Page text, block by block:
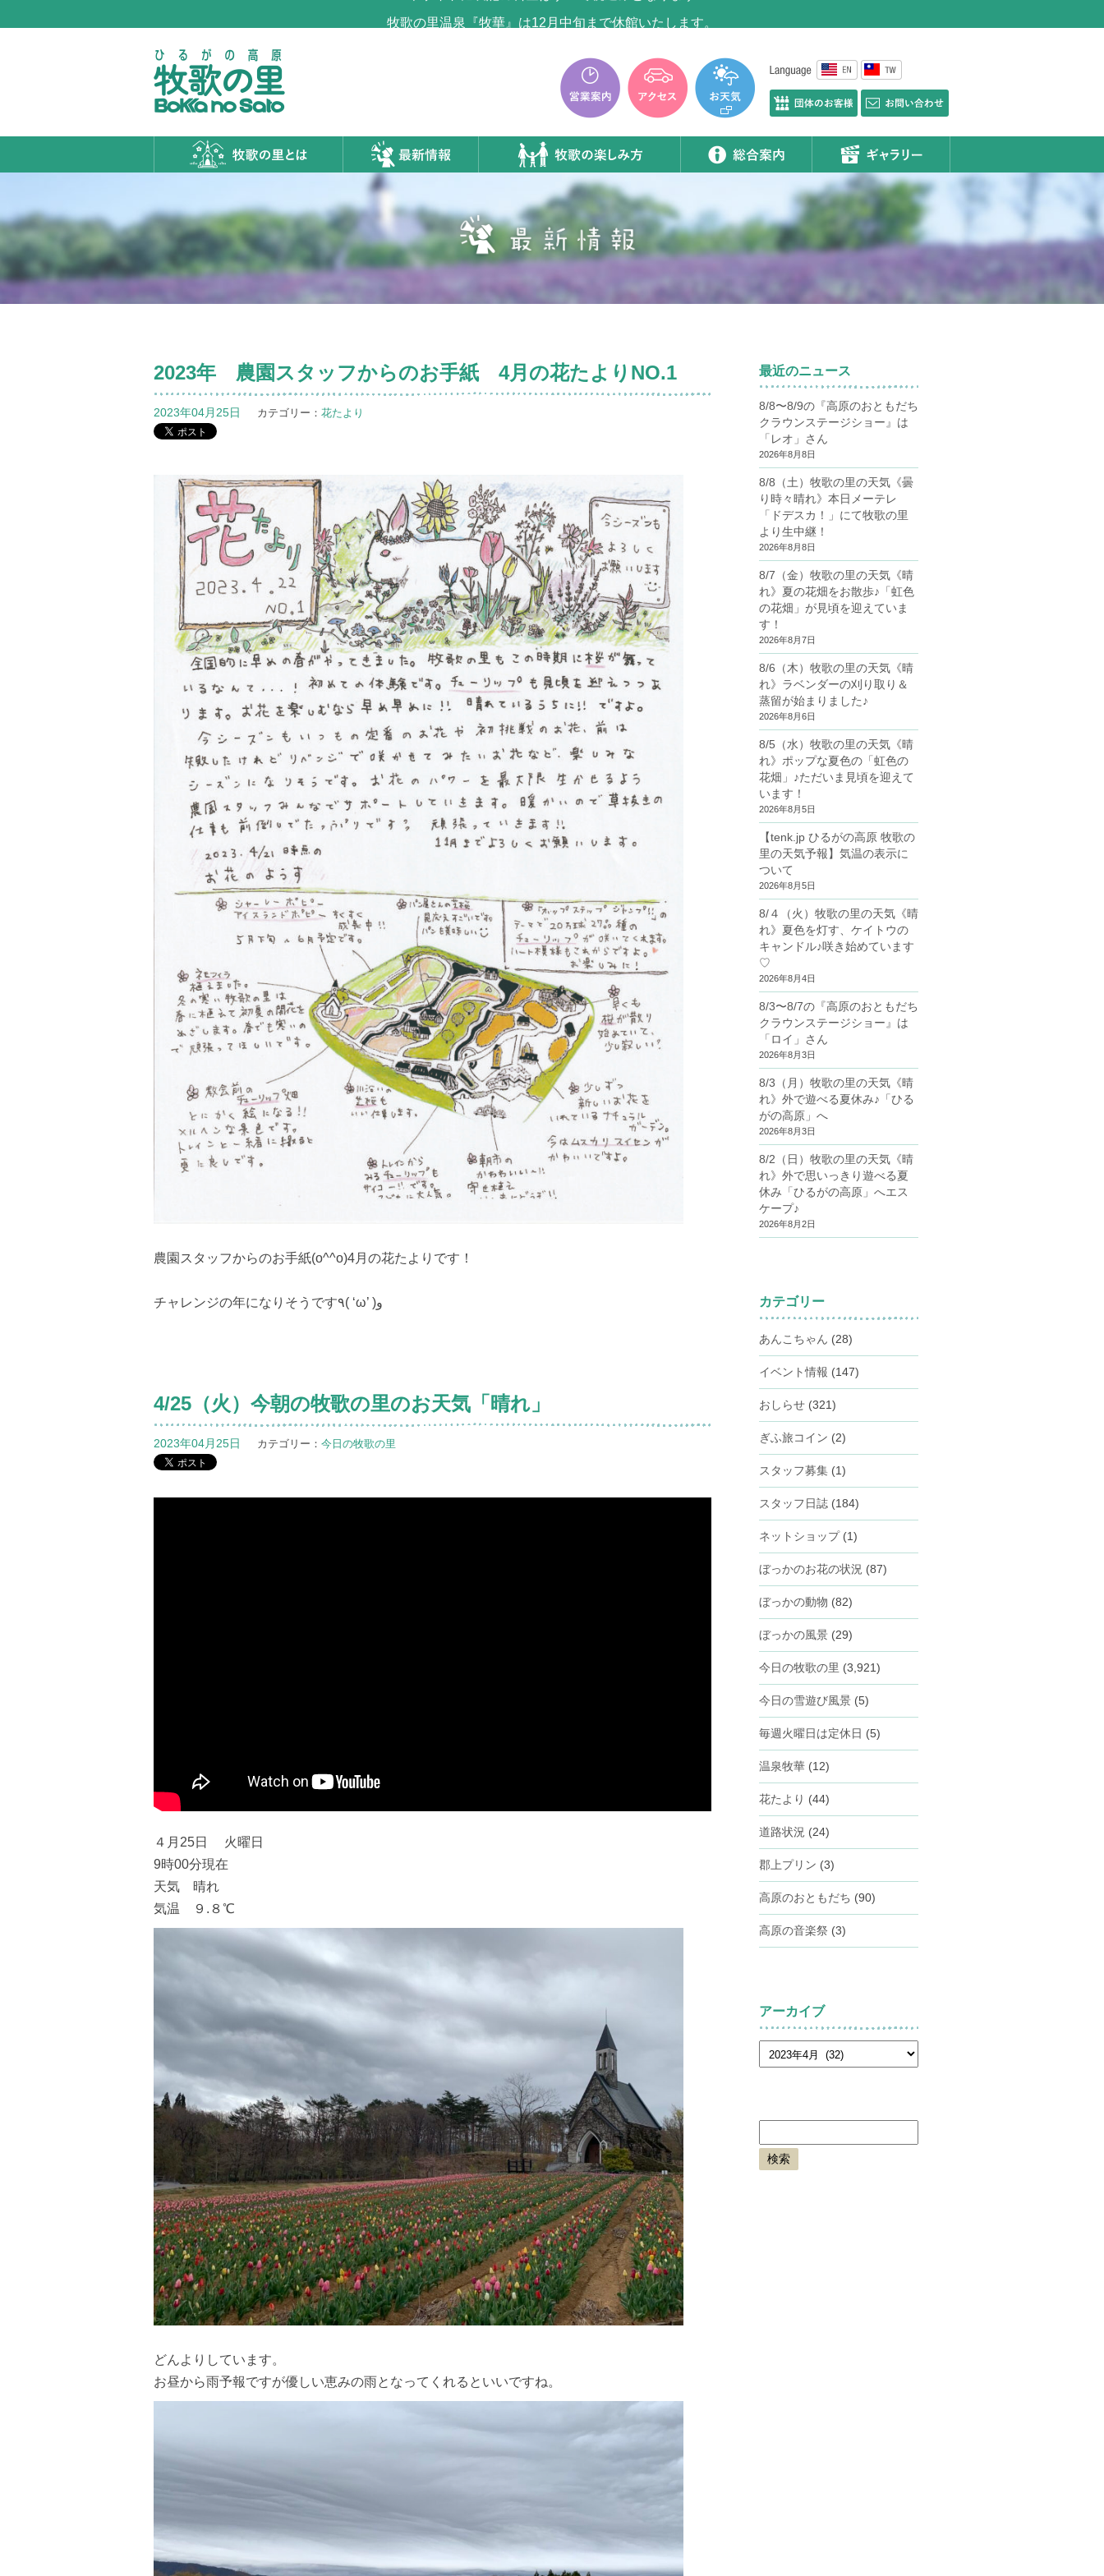
牧歌の里温泉『牧華』は12月中旬まで休館いたします。
牧歌の里温泉『牧華』は12月中旬まで休館いたします。
2023年 農園スタッフからのお手紙 4月の花たよりNO.1
2023年04月25日 カテゴリー： 花たより
農園スタッフからのお手紙(o^^o)4月の花たよりです！
チャレンジの年になりそうです٩( ‘ω’ )و
4/25（火）今朝の牧歌の里のお天気「晴れ」
2023年04月25日 カテゴリー： 今日の牧歌の里
４月25日 火曜日
9時00分現在
天気 晴れ
気温 ９.８℃
どんよりしています。
お昼から雨予報ですが優しい恵みの雨となってくれるといいですね。
最近のニュース
8/8〜8/9の『高原のおともだち
クラウンステージショー』は
「レオ」さん
2026年8月8日
8/8（土）牧歌の里の天気《曇
り時々晴れ》本日メーテレ
「ドデスカ！」にて牧歌の里
より生中継！
2026年8月8日
8/7（金）牧歌の里の天気《晴
れ》夏の花畑をお散歩♪「虹色
の花畑」が見頃を迎えていま
す！
2026年8月7日
8/6（木）牧歌の里の天気《晴
れ》ラベンダーの刈り取り＆
蒸留が始まりました♪
2026年8月6日
8/5（水）牧歌の里の天気《晴
れ》ポップな夏色の「虹色の
花畑」♪ただいま見頃を迎えて
います！
2026年8月5日
【tenk.jp ひるがの高原 牧歌の
里の天気予報】気温の表示に
ついて
2026年8月5日
8/４（火）牧歌の里の天気《晴
れ》夏色を灯す、ケイトウの
キャンドル♪咲き始めています
♡
2026年8月4日
8/3〜8/7の『高原のおともだち
クラウンステージショー』は
「ロイ」さん
2026年8月3日
8/3（月）牧歌の里の天気《晴
れ》外で遊べる夏休み♪「ひる
がの高原」へ
2026年8月3日
8/2（日）牧歌の里の天気《晴
れ》外で思いっきり遊べる夏
休み「ひるがの高原」へエス
ケープ♪
2026年8月2日
カテゴリー
あんこちゃん (28)
イベント情報 (147)
おしらせ (321)
ぎふ旅コイン (2)
スタッフ募集 (1)
スタッフ日誌 (184)
ネットショップ (1)
ぼっかのお花の状況 (87)
ぼっかの動物 (82)
ぼっかの風景 (29)
今日の牧歌の里 (3,921)
今日の雪遊び風景 (5)
毎週火曜日は定休日 (5)
温泉牧華 (12)
花たより (44)
道路状況 (24)
郡上プリン (3)
高原のおともだち (90)
高原の音楽祭 (3)
アーカイブ